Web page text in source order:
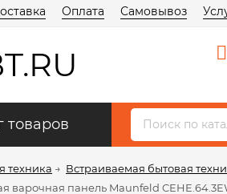
Оплата Самовывоз
товаров
техника → Встраиваемая бытовая
варочная панель Maunfeld